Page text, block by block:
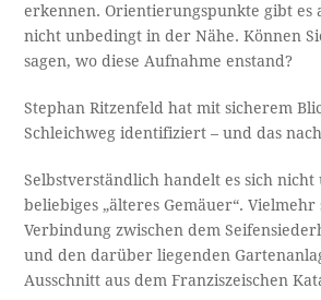
erkennen. Orientierungspunkte gibt es
nicht unbedingt in der Nähe. Können
sagen, wo diese Aufnahme enstand?
Stephan Ritzenfeld hat mit sicherem
Schleichweg identifiziert – und das
Selbstverständlich handelt es sich
beliebiges „älteres Gemäuer“.
Verbindung zwischen dem
und den darüber liegenden
Ausschnitt aus dem Franziszeischen